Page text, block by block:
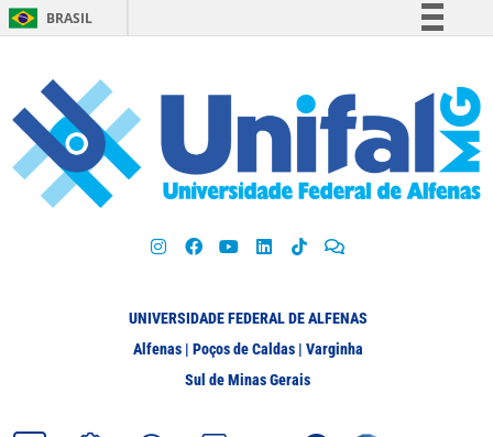
BRASIL
Participe
Acesso à informação
Legislação
UNIVERSIDADE FEDERAL DE ALFENAS
Alfenas | Poços de Caldas | Varginha
Sul de Minas Gerais